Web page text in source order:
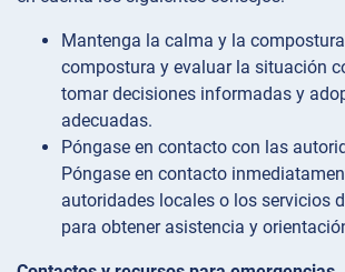
Mantenga la calma y la
compostura y evaluar la situación
tomar decisiones informadas y
adecuadas.
Póngase en contacto con las
Póngase en contacto
autoridades locales o los servicios
para obtener asistencia y